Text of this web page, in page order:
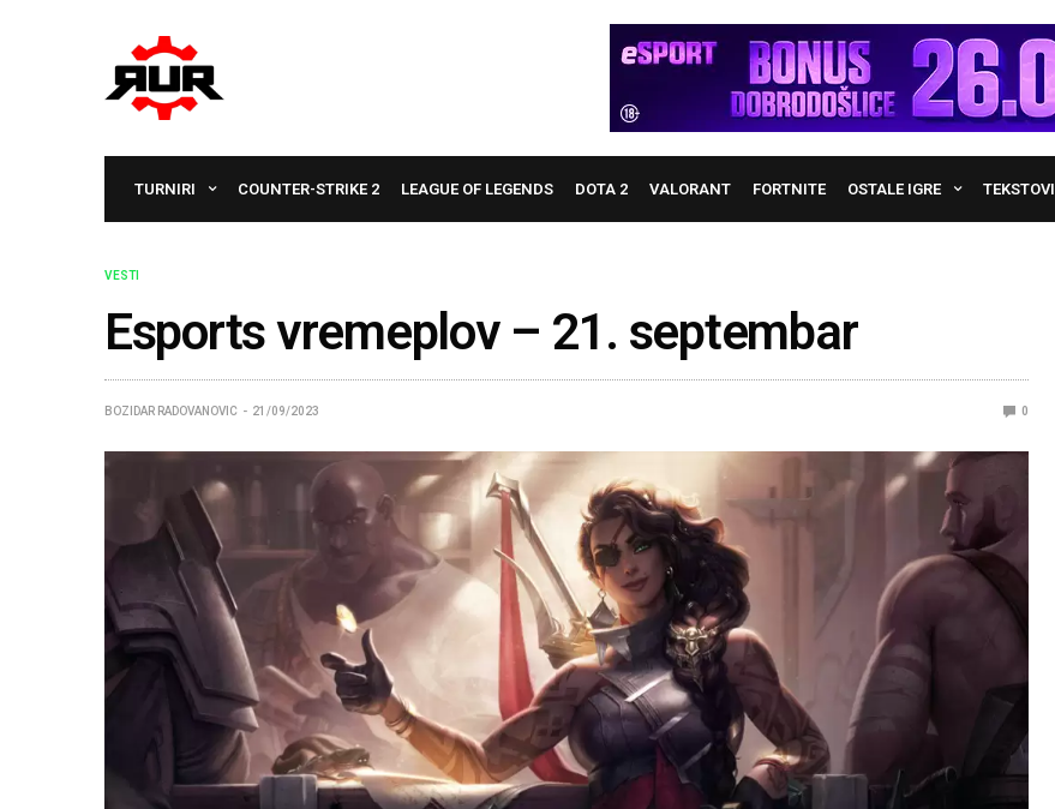
TURNIRI COUNTER-STRIKE 2 LEAGUE OF LEGENDS DOTA 2 VALORANT FORTNITE OSTALE IGRE TEKSTOVI
VESTI
Esports vremeplov – 21. septembar
BOZIDAR RADOVANOVIC 21/09/2023 0